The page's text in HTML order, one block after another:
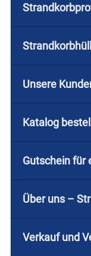
Unsere
Katalog
Gutschein für
Über uns –
Verkauf und